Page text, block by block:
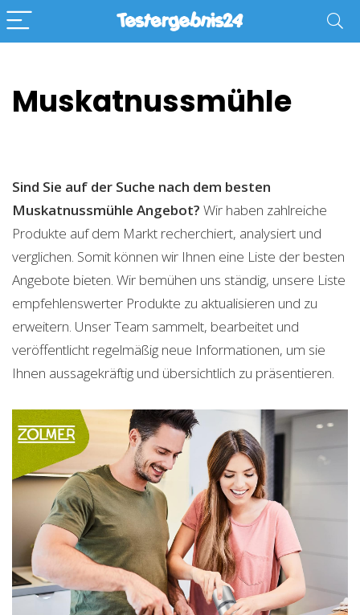
Muskatnussmühle
Sind Sie auf der Suche nach dem besten
Muskatnussmühle Angebot? Wir haben zahlreiche
Produkte auf dem Markt recherchiert, analysiert und
verglichen. Somit können wir Ihnen eine Liste der besten
Angebote bieten. Wir bemühen uns ständig, unsere Liste
empfehlenswerter Produkte zu aktualisieren und zu
erweitern. Unser Team sammelt, bearbeitet und
veröffentlicht regelmäßig neue Informationen, um sie
Ihnen aussagekräftig und übersichtlich zu präsentieren.